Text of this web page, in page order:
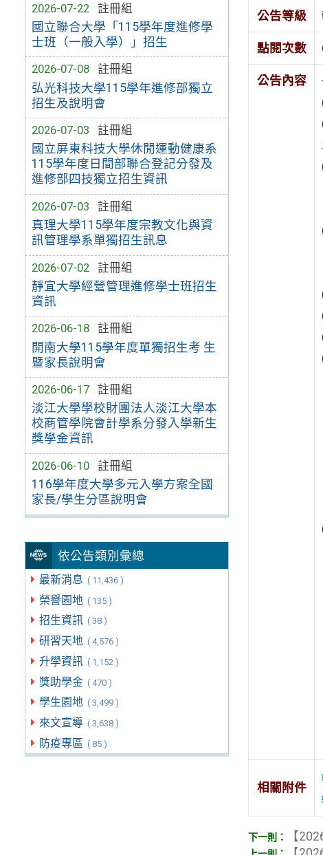
2026-07-22
註冊組
國立聯合大學「115學年度進修學
士班（一般入學）」招生
2026-07-08
註冊組
弘光科技大學115學年進修部獨立
招生及說明會
2026-07-03
註冊組
國立屏東科技大學休閒運動健康系
115學年度日間部聯合登記分發及
進修部四技獨立招生資訊
2026-07-03
註冊組
真理大學115學年度宗教文化與資
訊管理學系單獨招生訊息
2026-07-02
註冊組
靜宜大學經營管理進修學士班招生
資訊
2026-06-18
註冊組
開南大學115學年度單獨招生考 生
暨家長說明會
2026-06-17
註冊組
淡江大學學校財團法人淡江大學本
校商管學院會計學系分發入學新生
獎學金資訊
2026-06-10
註冊組
116學年度大學多元入學方案全國
家長/學生分區說明會
依公告類別彙總
最新消息 ( 11,436 )
榮譽園地 ( 135 )
招生資訊 ( 38 )
研習天地 ( 4,576 )
升學資訊 ( 1,152 )
獎助學金 ( 470 )
學生園地 ( 3,499 )
來文宣導 ( 3,638 )
防疫專區 ( 85 )
公告等級
點閱次數
公告內容
相關附件
【